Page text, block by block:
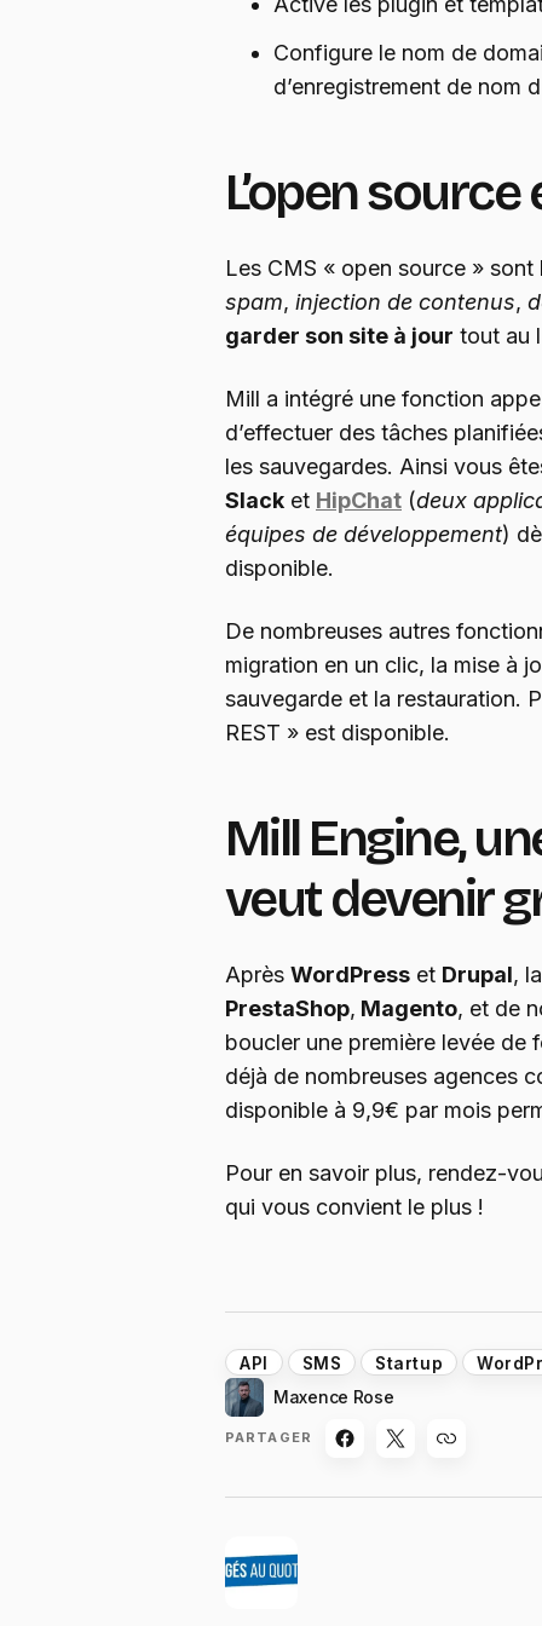
Configure le nom de
d’enregistrement de nom
L’open
Les CMS « open source »
spam, injection de contenus,
garder son site à jour tout au
Mill a intégré une fonction
d’effectuer des tâches
les sauvegardes. Ainsi vous
Slack et HipChat (deux
équipes de développement)
disponible.
De nombreuses autres
migration en un clic, la mise à
sauvegarde et la restauration.
REST » est disponible.
Mill Engine,
veut devenir
Après WordPress et Drupal,
PrestaShop, Magento, et de
boucler une première levée de
déjà de nombreuses agences
disponible à 9,9€ par mois
Pour en savoir plus, rendez-
qui vous convient le plus !
API SMS Startup
Maxence Rose
PARTAGER